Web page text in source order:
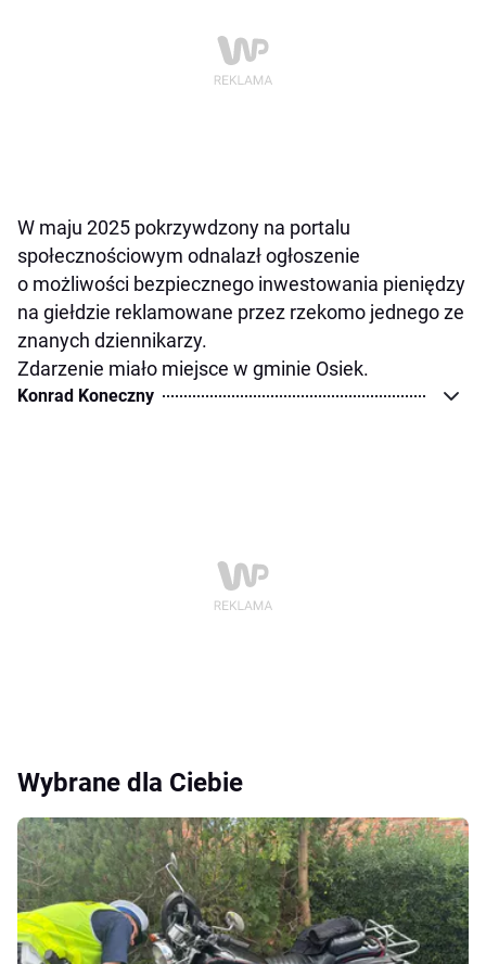
W maju 2025 pokrzywdzony na portalu
społecznościowym odnalazł ogłoszenie
o możliwości bezpiecznego inwestowania pieniędzy
na giełdzie reklamowane przez rzekomo jednego ze
znanych dziennikarzy.
Zdarzenie miało miejsce w gminie Osiek.
Konrad Koneczny
Wybrane dla Ciebie